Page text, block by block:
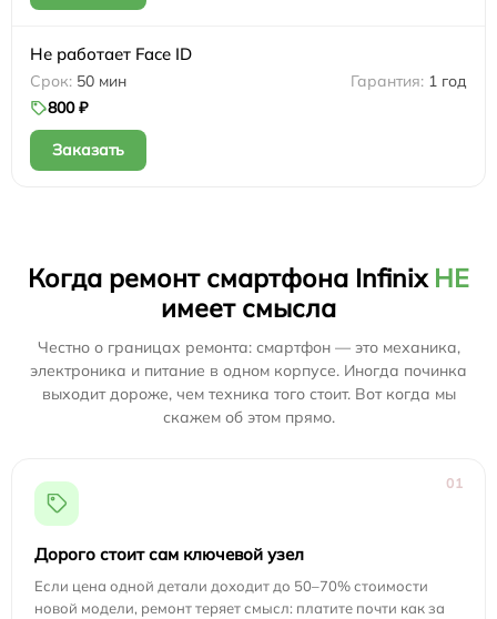
Не работает Face ID
50 мин
1 год
800 ₽
Заказать
Когда ремонт смартфона Infinix НЕ
имеет смысла
Честно о границах ремонта: смартфон — это механика,
электроника и питание в одном корпусе. Иногда починка
выходит дороже, чем техника того стоит. Вот когда мы
скажем об этом прямо.
01
Дорого стоит сам ключевой узел
Если цена одной детали доходит до 50–70% стоимости
новой модели, ремонт теряет смысл: платите почти как за